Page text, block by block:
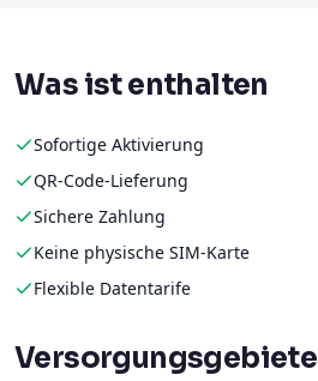
Was ist enthalten
Sofortige Aktivierung
QR-Code-Lieferung
Sichere Zahlung
Keine physische SIM-Karte
Flexible Datentarife
Versorgungsgebiete